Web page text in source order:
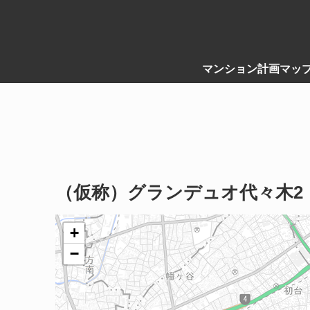
マンション計画マッ
（仮称）グランデュオ代々木2
+
−